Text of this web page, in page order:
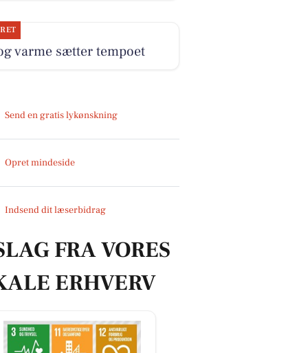
varme sætter tempoet
Send en gratis lykønskning
Opret mindeside
Indsend dit læserbidrag
FRA VORES
ERHVERV